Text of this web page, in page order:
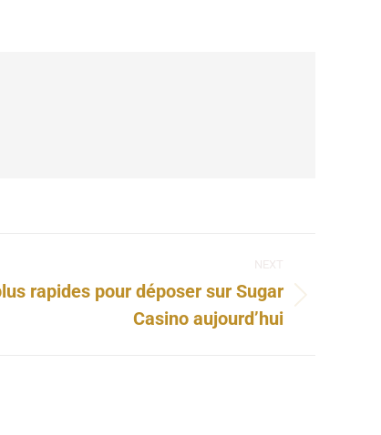
rapides pour déposer sur Sugar
Casino aujourd’hui